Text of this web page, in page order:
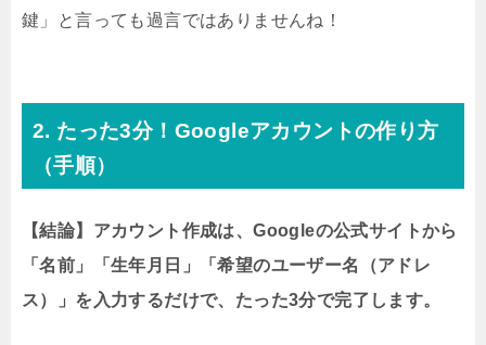
鍵」と言っても過言ではありませんね！
2. たった3分！Googleアカウントの作り方
（手順）
【結論】アカウント作成は、Googleの公式サイトから
「名前」「生年月日」「希望のユーザー名（アドレ
ス）」を入力するだけで、たった3分で完了します。